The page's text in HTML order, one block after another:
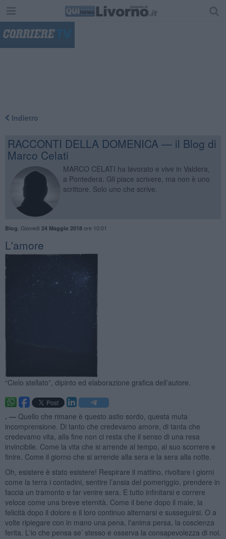
Indietro
RACCONTI DELLA DOMENICA — il Blog di
Marco Celati
MARCO CELATI ha lavorato e vive in Valdera,
a Pontedera. Gli piace scrivere, ma non è uno
scrittore. Solo uno che scrive.
Blog Giovedì 24 Maggio 2018ore 10:01
L'amore
“Cielo stellato”, dipinto ed elaborazione grafica dell’autore.
. — Quello che rimane è questo astio sordo, questa muta
incomprensione. Di tanto che credevamo amore, di tanta che
credevamo vita, alla fine non ci resta che il senso di una resa
invincibile. Come la vita che si arrende al tempo, al suo scorrere e
finire. Come il giorno che si arrende alla sera e la sera alla notte.
Oh, esistere è stato esistere! Respirare il mattino, rivoltare i giorni
come la terra i contadini, sentire l’ansia del pomeriggio, prendere in
faccia un tramonto e far venire sera. E tutto infinitarsi e correre
veloce come una breve eternità. Come il bene dopo il male, la
felicità dopo il dolore e il loro continuo alternarsi e susseguirsi. O a
volte ripiegare con in mano una pena, l'anima persa, la coscienza
ferita. L'io che pensa se’ stesso e osserva la consapevolezza di noi.